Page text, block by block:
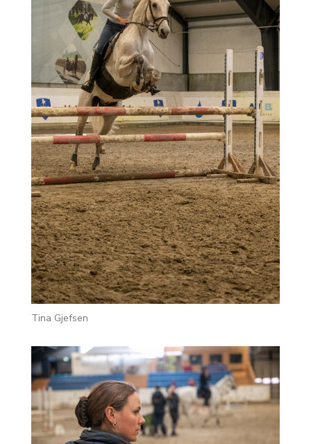
Tina Gjefsen